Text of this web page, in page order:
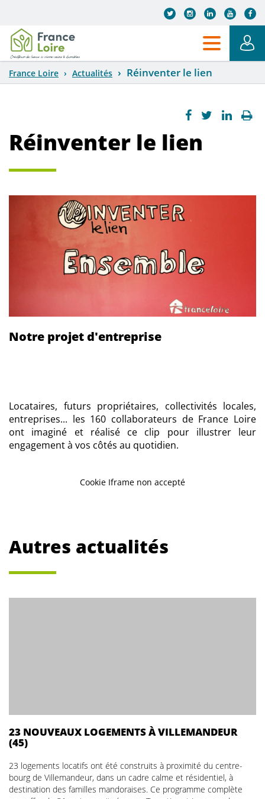
France Loire Actualités Réinventer le lien
Réinventer le lien
Notre projet d'entreprise
Locataires, futurs propriétaires, collectivités locales,
entreprises... les 160 collaborateurs de France Loire
ont imaginé et réalisé ce clip pour illustrer leur
engagement à vos côtés au quotidien.
Cookie Iframe non accepté
Autres actualités
23 NOUVEAUX LOGEMENTS À VILLEMANDEUR
(45)
23 logements locatifs ont été construits à proximité du centre-
bourg de Villemandeur, dans un cadre calme et résidentiel, à
destination des familles mandoraises. Ce programme complète